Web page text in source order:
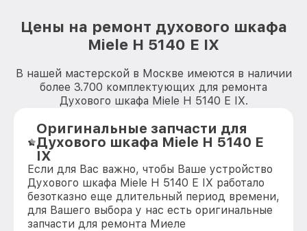
Цены на ремонт духового шкафа
Miele H 5140 E IX
В нашей мастерской в Москве имеются в наличии
более 3.700 комплектующих для ремонта
Духового шкафа Miele H 5140 E IX.
Оригинальные запчасти для
Духового шкафа Miele H 5140 E
IX
Если для Вас важно, чтобы Ваше устройство
Духового шкафа Miele H 5140 E IX работало
безотказно еще длительный период времени,
для Вашего выбора у нас есть оригинальные
запчасти для ремонта Миеле